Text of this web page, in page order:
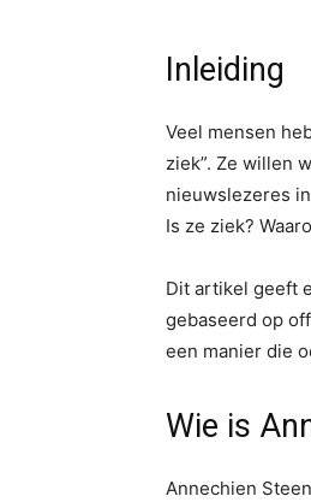
Inleiding
Veel mensen
ziek”. Ze willen
nieuwslezeres
Is ze ziek?
Dit artikel geeft
gebaseerd op
een manier die
Wie is
Annechien